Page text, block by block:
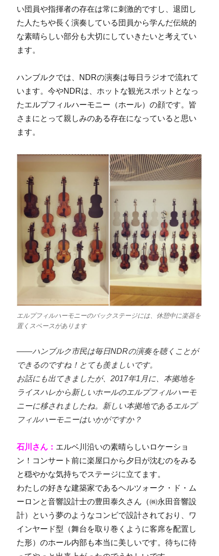
い団員や指揮者の存在は常に刺激的ですし、退団し
た人たちや長く演奏している団員から学んだ伝統的
な素晴らしい部分も大切にしていきたいと考えてい
ます。
ハンブルクでは、NDRの演奏は毎日ラジオで流れて
います。今やNDRは、ホットな観光スポットとなっ
たエルプフィルハーモニー（ホール）の顔です。皆
さまにとって親しみのある存在になっていると思い
ます。
エルプフィルハーモニーのバックステージには、休憩中に楽器を
置くスペースがあります
――ハンブルク市民は毎日NDRの演奏を聴くことが
できるのですね！とても羨ましいです。
お話にも出てきましたが、2017年1月に、本拠地を
ライスハレから新しいホールのエルプフィルハーモ
ニーに移されましたね。新しい本拠地であるエルプ
フィルハーモニーはいかがですか？
石川さん： エルベ川沿いの素晴らしいロケーショ
ン！コンサート前に楽屋口から夕日が沈むのをみる
と穏やかな気持ちでステージに立てます。
わたしの好きな建築家であるヘルツォーク・ド・ム
ーロンと音響設計士の豊田泰久さん（㈱永田音響設
計）という夢のようなコンビで設計されており、ワ
インヤード型（舞台を取り巻くように客席を配置し
た形）のホール内部も本当に美しいです。待ちに待